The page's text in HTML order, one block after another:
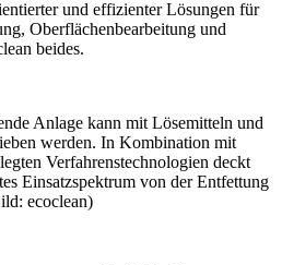
und effizienter Lösungen für
Oberflächenbearbeitung und
beides.
Anlage kann mit Lösemitteln und
werden. In Kombination mit
Verfahrenstechnologien deckt
Einsatzspektrum von der Entfettung
ecoclean)